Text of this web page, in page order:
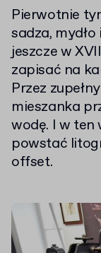
Pierwotnie
sadza,
jeszcze w
zapisać na
Przez
mieszanka
wodę. I w ten
powstać
offset.